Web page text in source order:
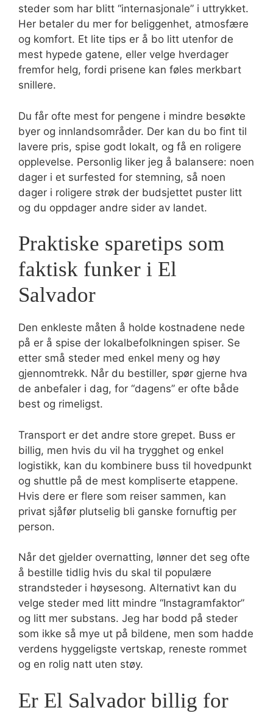
steder som har blitt “internasjonale” i uttrykket.
Her betaler du mer for beliggenhet, atmosfære
og komfort. Et lite tips er å bo litt utenfor de
mest hypede gatene, eller velge hverdager
fremfor helg, fordi prisene kan føles merkbart
snillere.
Du får ofte mest for pengene i mindre besøkte
byer og innlandsområder. Der kan du bo fint til
lavere pris, spise godt lokalt, og få en roligere
opplevelse. Personlig liker jeg å balansere: noen
dager i et surfested for stemning, så noen
dager i roligere strøk der budsjettet puster litt
og du oppdager andre sider av landet.
Praktiske sparetips som
faktisk funker i El
Salvador
Den enkleste måten å holde kostnadene nede
på er å spise der lokalbefolkningen spiser. Se
etter små steder med enkel meny og høy
gjennomtrekk. Når du bestiller, spør gjerne hva
de anbefaler i dag, for “dagens” er ofte både
best og rimeligst.
Transport er det andre store grepet. Buss er
billig, men hvis du vil ha trygghet og enkel
logistikk, kan du kombinere buss til hovedpunkt
og shuttle på de mest kompliserte etappene.
Hvis dere er flere som reiser sammen, kan
privat sjåfør plutselig bli ganske fornuftig per
person.
Når det gjelder overnatting, lønner det seg ofte
å bestille tidlig hvis du skal til populære
strandsteder i høysesong. Alternativt kan du
velge steder med litt mindre “Instagramfaktor”
og litt mer substans. Jeg har bodd på steder
som ikke så mye ut på bildene, men som hadde
verdens hyggeligste vertskap, reneste rommet
og en rolig natt uten støy.
Er El Salvador billig for